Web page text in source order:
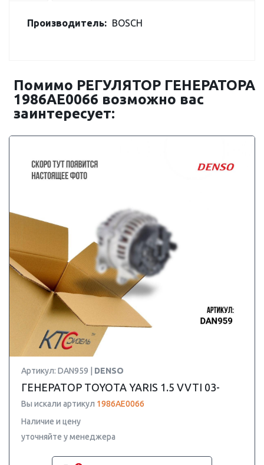
Производитель: BOSCH
Помимо РЕГУЛЯТОР ГЕНЕРАТОРА
1986AE0066 возможно вас
заинтересует:
Артикул: DAN959 | DENSO
ГЕНЕРАТОР TOYOTA YARIS 1.5 VVTI 03-
Вы искали артикул 1986AE0066
Наличие и цену
уточняйте у менеджера